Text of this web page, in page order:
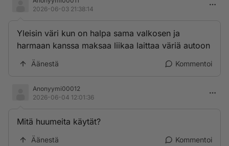
2026-06-03 21:38:14
Yleisin väri kun on halpa sama valkosen ja
harmaan kanssa maksaa liikaa laittaa väriä autoon
Äänestä Kommentoi
Anonyymi00012
2026-06-04 12:01:36
Mitä huumeita käytät?
Äänestä Kommentoi